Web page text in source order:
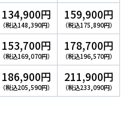
134,900円
（税込148,390円）
159,900円
（税込175,890円）
153,700円
（税込169,070円）
178,700円
（税込196,570円）
186,900円
（税込205,590円）
211,900円
（税込233,090円）